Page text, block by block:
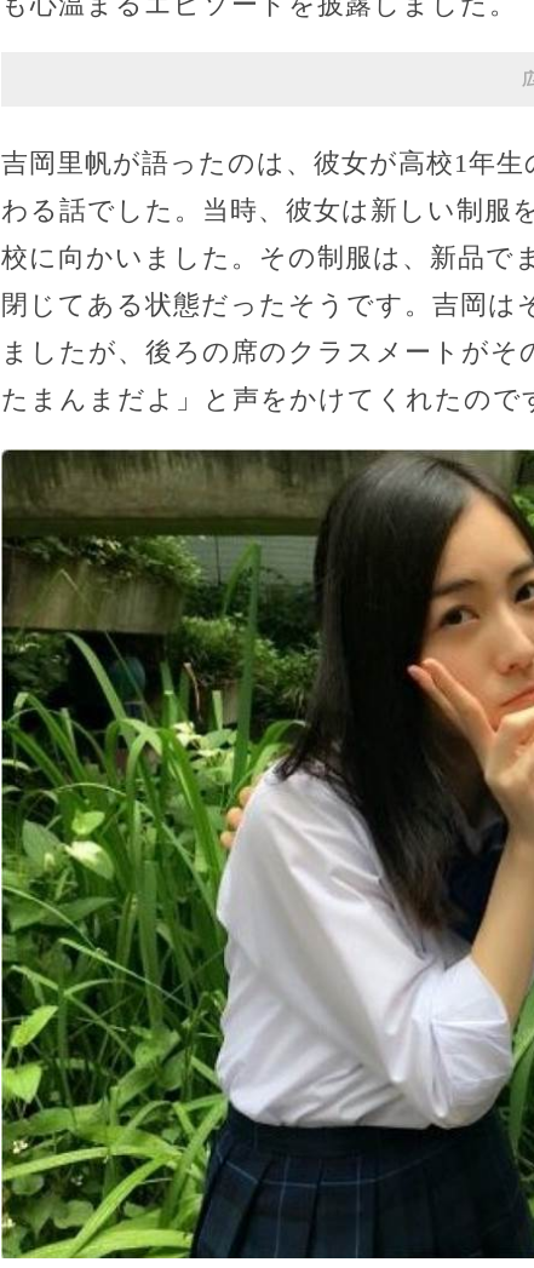
吉岡里帆が語ったのは、彼女が高校1年
わる話でした。当時、彼女は新しい制服
校に向かいました。その制服は、新品で
閉じてある状態だったそうです。吉岡
ましたが、後ろの席のクラスメートが
たまんまだよ」と声をかけてくれたので